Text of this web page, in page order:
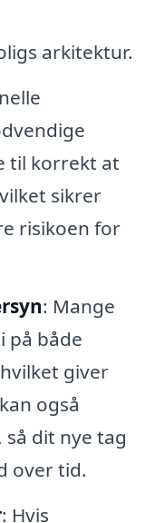
arkitektur.
til korrekt at
sikrer
risikoen for
: Mange
på både
giver
også
dit nye tag
over tid.
: Hvis